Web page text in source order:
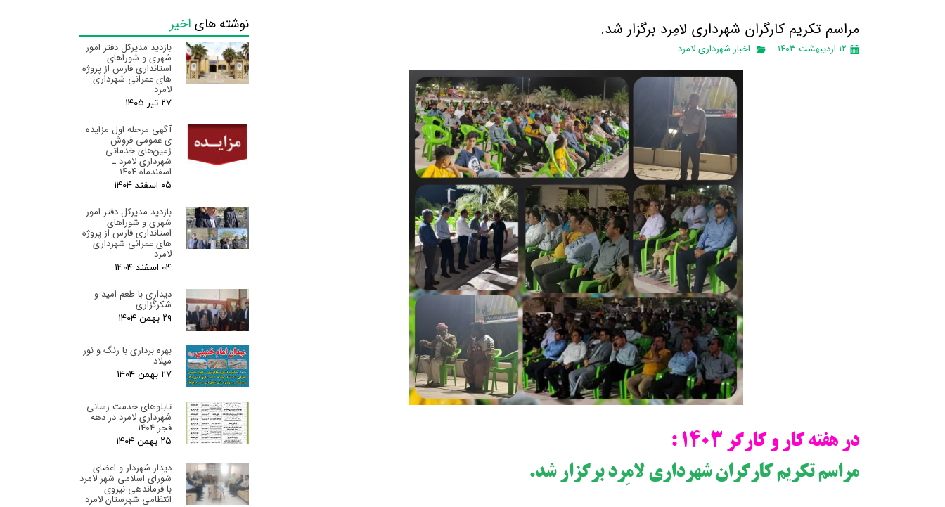
مراسم تکریم کارگران شهرداری لامِرد برگزار شد.
۱۲ اردیبهشت ۱۴۰۳ اخبار شهرداری لامرد
در هفته کار و کارگر ۱۴۰۳ :
مراسم تکریم کارگران شهرداری لامِرد برگزار شد.
نوشته های اخیر
بازدید مدیرکل دفتر امور
شهری و شوراهای
استانداری فارس از پروژه
های عمرانی شهرداری
لامرد
۲۷ تیر ۰۵
آگهی مرحله اول مزایده
ی عمومی فروش
زمین‌های خدماتی
شهرداری لامرد ـ
اسفندماه ۱۴۰۴
۰۵ اسفند ۰۴
بازدید مدیرکل دفتر امور
شهری و شوراهای
استانداری فارس از پروژه
های عمرانی شهرداری
لامرد
۰۴ اسفند ۰۴
دیداری با طعم امید و
شکرگزاری
۲۹ بهمن ۰۴
بهره برداری با رنگ و نور
میلاد
۲۷ بهمن ۰۴
تابلوهای خدمت رسانی
شهرداری لامرد در دهه
فجر 1404
۲۵ بهمن ۰۴
دیدار شهردار و اعضای
شورای اسلامی شهر لامِرد
با فرماندهی نیروی
انتظامی شهرستان لامِرد